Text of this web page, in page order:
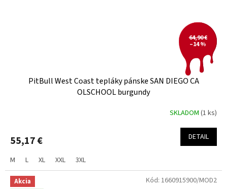
64,90 €
–14 %
PitBull West Coast tepláky pánske SAN DIEGO CA
OLSCHOOL burgundy
SKLADOM (1 ks)
55,17 € DETAIL
M L XL XXL 3XL
Akcia
Kód: 1660915900/MOD2